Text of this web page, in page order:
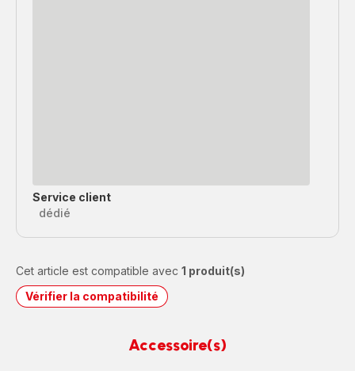
Service client
dédié
Cet article est compatible avec 1 produit(s)
Vérifier la compatibilité
Accessoire(s)